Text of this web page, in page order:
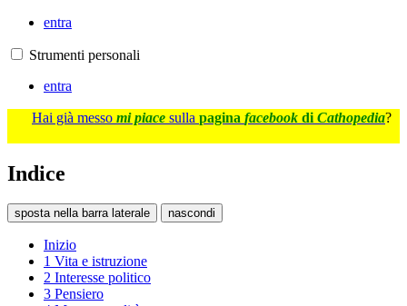
entra
Strumenti personali
entra
Hai già messo mi piace sulla pagina facebook di Cathopedia?
Indice
sposta nella barra laterale nascondi
Inizio
1 Vita e istruzione
2 Interesse politico
3 Pensiero